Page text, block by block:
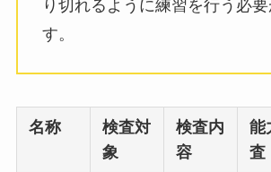
り切れるように練習を行う必要
す。
名称
検査対
象
検査内
容
能
査